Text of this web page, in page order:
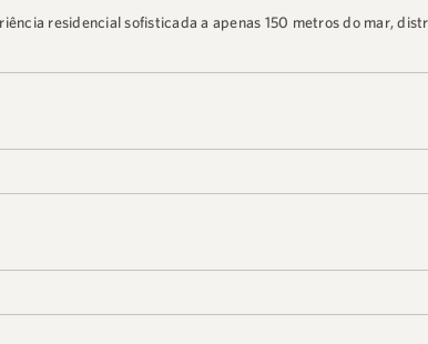
residencial sofisticada a apenas 150 metros do mar,